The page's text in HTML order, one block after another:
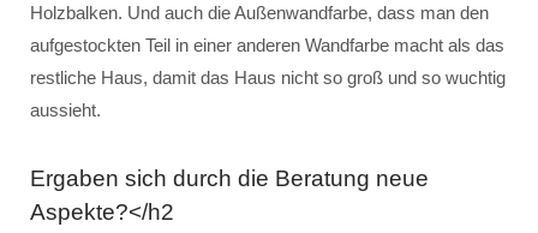
Holzbalken. Und auch die Außenwandfarbe, dass man den
aufgestockten Teil in einer anderen Wandfarbe macht als das
restliche Haus, damit das Haus nicht so groß und so wuchtig
aussieht.
Ergaben sich durch die Beratung neue
Aspekte?</h2